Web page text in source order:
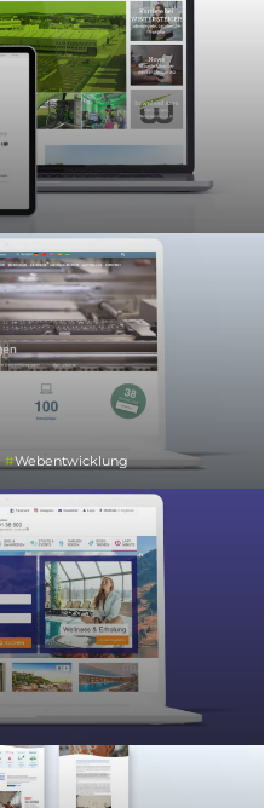
Webentwicklung